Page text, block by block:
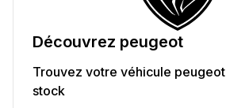
Découvrez peugeot
Trouvez votre véhicule peugeot
stock